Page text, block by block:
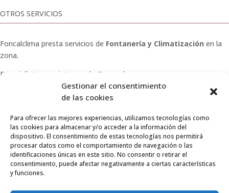
Gestionar el consentimiento
de las cookies
Para ofrecer las mejores experiencias, utilizamos tecnologías como
las cookies para almacenar y/o acceder a la información del
dispositivo. El consentimiento de estas tecnologías nos permitirá
procesar datos como el comportamiento de navegación o las
identificaciones únicas en este sitio. No consentir o retirar el
consentimiento, puede afectar negativamente a ciertas características
y funciones.
OTROS SERVICIOS
Foncalclima presta servicios de Fontanería y Climatización en la
zona.
Especialistas en sistemas de
Osmosis
Pide presupuesto sin compromiso o llámanos y haz tu
© 2026 Foncalclima · Todos los derechos reservados